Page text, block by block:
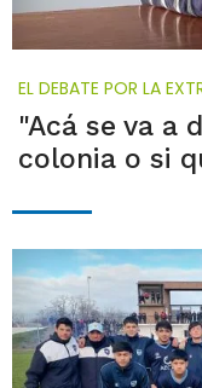
EL DEBATE POR LA
"Acá se va a
colonia o si